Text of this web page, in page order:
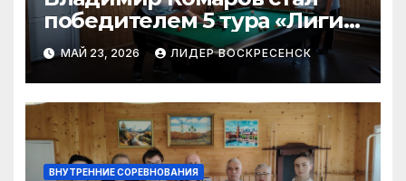
победителем 5 тура «Лиги
бильярда-2026»
МАЙ 23, 2026 ЛИДЕР ВОСКРЕСЕНСК
ВНУТРЕННИЕ СОРЕВНОВАНИЯ